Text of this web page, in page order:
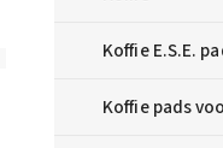
Koffie E.S.E.
Koffie pads